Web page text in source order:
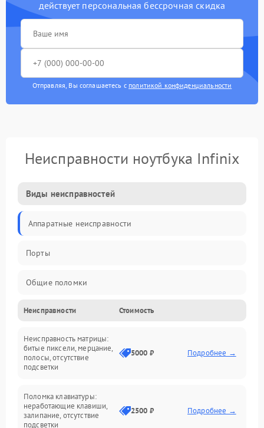
действует персональная бессрочная скидка
Отправляя, Вы соглашаетесь с политикой конфиденциальности
Неисправности ноутбука Infinix
Виды неисправностей
Аппаратные неисправности
Порты
Общие поломки
Устройства
Программные ошибки
Электрические и системные сбои
Интерфейсные проблемы
Неисправности Стоимость
Неисправность матрицы:
битые пиксели, мерцание,
полосы, отсутствие
подсветки
5000 ₽ Подробнее →
Поломка клавиатуры:
неработающие клавиши,
залипание, отсутствие
подсветки
2500 ₽ Подробнее →